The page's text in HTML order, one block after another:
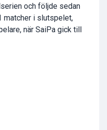
och följde sedan
matcher i slutspelet,
när SaiPa gick till